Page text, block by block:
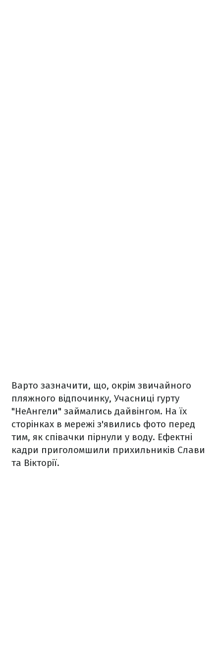
Варто зазначити, що, окрім звичайного
пляжного відпочинку, Учасниці гурту
"НеАнгели" займались дайвінгом. На їх
сторінках в мережі з'явились фото перед
тим, як співачки пірнули у воду. Ефектні
кадри приголомшили прихильників Слави
та Вікторії.